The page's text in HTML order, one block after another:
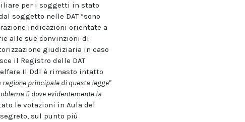
per i soggetti in stato
soggetto nelle DAT “sono
indicazioni orientate a
alle sue convinzioni di
giudiziaria in caso
il Registro delle DAT
Il Ddl è rimasto intatto
ragione principale di questa legge"
lì dove evidentemente la
le votazioni in Aula del
sul punto più